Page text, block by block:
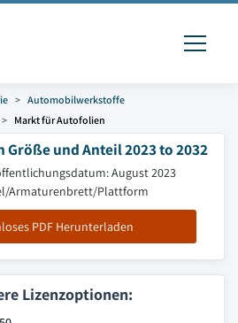
Automobilwerkstoffe
Markt für Autofolien
und Anteil 2023 to 2032
August 2023
Armaturenbrett/Plattform
PDF Herunterladen
Lizenzoptionen: